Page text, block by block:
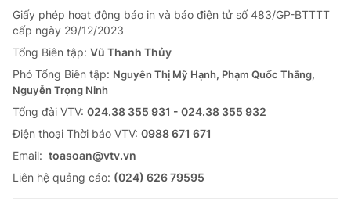
Giấy phép hoạt động báo in và báo điện tử số 483/GP-BTTTT
cấp ngày 29/12/2023
Tổng Biên tập: Vũ Thanh Thủy
Phó Tổng Biên tập: Nguyễn Thị Mỹ Hạnh, Phạm Quốc Thắng,
Nguyễn Trọng Ninh
Tổng đài VTV: 024.38 355 931 - 024.38 355 932
Ðiện thoại Thời báo VTV: 0988 671 671
Email: toasoan@vtv.vn
Liên hệ quảng cáo: (024) 626 79595